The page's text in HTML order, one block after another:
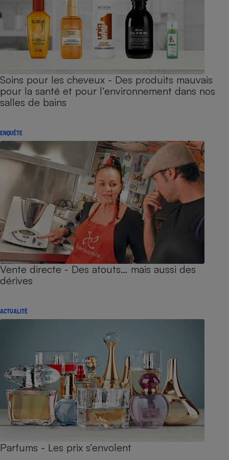
Soins pour les cheveux - Des produits mauvais
pour la santé et pour l’environnement dans nos
salles de bains
ENQUÊTE
Vente directe - Des atouts… mais aussi des
dérives
ACTUALITÉ
Parfums - Les prix s’envolent